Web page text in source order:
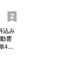
す
あり
込み
雲
4形